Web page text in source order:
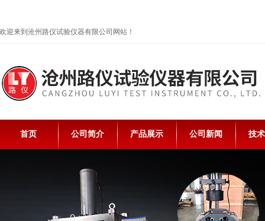
欢迎来到沧州路仪试验仪器有限公司网站！
首页 公司简介 产品展示 公司新闻 技